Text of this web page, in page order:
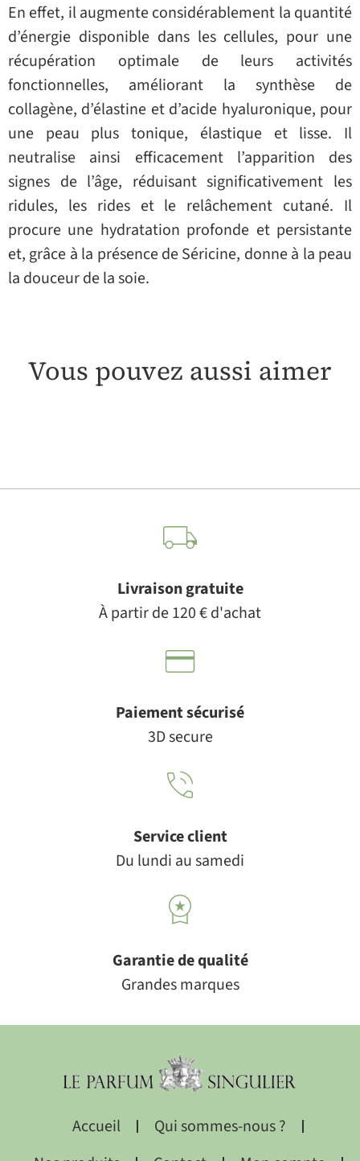
En effet, il augmente considérablement la quantité
d’énergie disponible dans les cellules, pour une
récupération optimale de leurs activités
fonctionnelles, améliorant la synthèse de
collagène, d’élastine et d’acide hyaluronique, pour
une peau plus tonique, élastique et lisse. Il
neutralise ainsi efficacement l’apparition des
signes de l’âge, réduisant significativement les
ridules, les rides et le relâchement cutané. Il
procure une hydratation profonde et persistante
et, grâce à la présence de Séricine, donne à la peau
la douceur de la soie.
Vous pouvez aussi aimer
Livraison gratuite
À partir de 120 € d'achat
Paiement sécurisé
3D secure
Service client
Du lundi au samedi
Garantie de qualité
Grandes marques
Accueil
Qui sommes-nous ?